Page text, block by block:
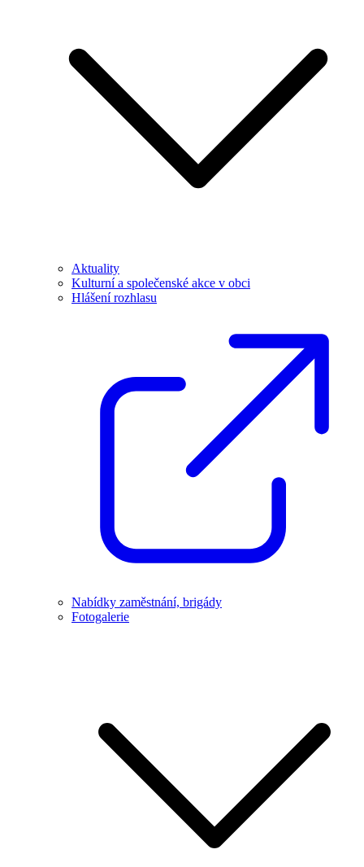
Aktuality
Kulturní a společenské akce v obci
Hlášení rozhlasu
Nabídky zaměstnání, brigády
Fotogalerie